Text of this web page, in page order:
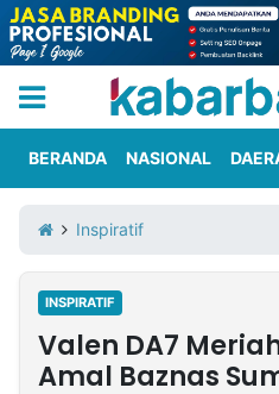
Iklan
Berita
Kami
Nasional
International
Olahraga
Entertainment
Daerah
Pariwisata
Kuliner
Kolom
BERANDA NASIONAL
Inspiratif
INSPIRATIF
Valen DA7
Amal Baznas